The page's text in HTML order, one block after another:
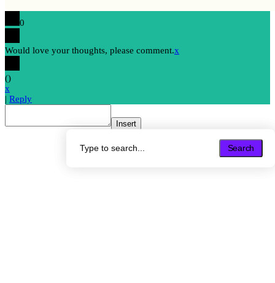
Search
Search
0
Would love your thoughts, please comment.x
()
x
| Reply
Insert